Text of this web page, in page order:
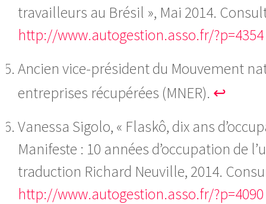
travailleurs au Brésil », Mai 2014.
http://www.autogestion.asso.fr/?p=4354
Ancien vice-président du Mouvement
entreprises récupérées (MNER). ↩
Vanessa Sigolo, « Flaskô, dix ans
Manifeste : 10 années d’occupation de
traduction Richard Neuville, 2014.
http://www.autogestion.asso.fr/?p=4090